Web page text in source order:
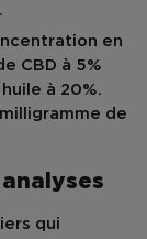
en
CBD à 5%
à 20%.
de
qui